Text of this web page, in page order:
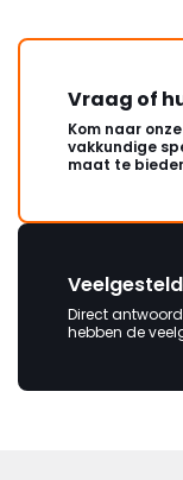
Vraag of
Kom naar
vakkundige
maat te
Direct
hebben de